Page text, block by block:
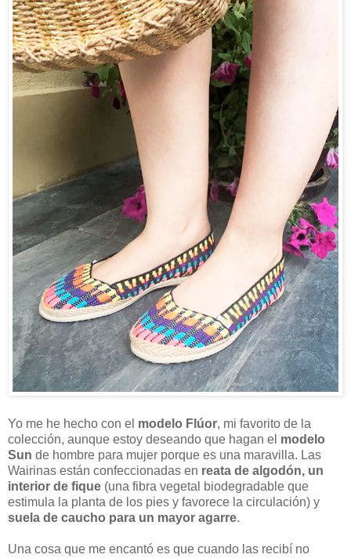
Yo me he hecho con el modelo Flúor, mi favorito de la
colección, aunque estoy deseando que hagan el modelo
Sun de hombre para mujer porque es una maravilla. Las
Wairinas están confeccionadas en reata de algodón, un
interior de fique (una fibra vegetal biodegradable que
estimula la planta de los pies y favorece la circulación) y
suela de caucho para un mayor agarre.
Una cosa que me encantó es que cuando las recibí no